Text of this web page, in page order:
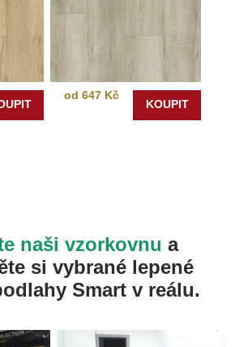
od 647 Kč
KOUPIT
naši vzorkovnu a
si vybrané lepené
Smart v reálu.